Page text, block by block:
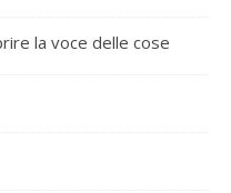
la voce delle cose